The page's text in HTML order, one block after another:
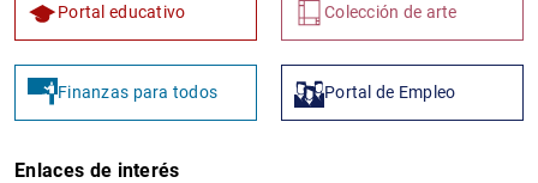
Portal educativo Colección de arte
Finanzas para todos Portal de Empleo
Enlaces de interés